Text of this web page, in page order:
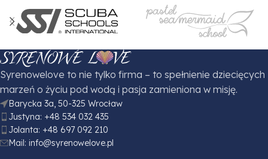
Try Mermaid
Syrenowelove to nie tylko firma – to spełnienie dziecięcych
marzeń o życiu pod wodą i pasja zamieniona w misję.
Barycka 3a, 50-325 Wrocław
Justyna: +48 534 032 435
Jolanta: +48 697 092 210
Mail: info@syrenowelove.pl